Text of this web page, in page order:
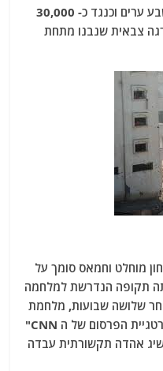
ישראל נלחמת בקרבות מרובים בשבע ערים וכנגד כ- 30,000
צבאית שנבנו מתחת
מוחלט וחמאס סומך על
תקופה הנדרשת למלחמה
הופסקה לאחר שלושה שבועות, מלחמת
2014 לאחר שישה שבועות . "אסטרטגיית הפרסום של ה CNN"
אהדה תקשורתית עבדה